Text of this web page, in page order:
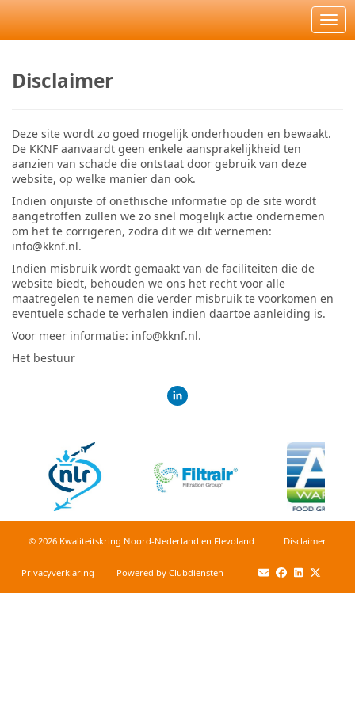
Disclaimer
Deze site wordt zo goed mogelijk onderhouden en bewaakt.
De KKNF aanvaardt geen enkele aansprakelijkheid ten
aanzien van schade die ontstaat door gebruik van deze
website, op welke manier dan ook.
Indien onjuiste of onethische informatie op de site wordt
aangetroffen zullen we zo snel mogelijk actie ondernemen
om het te corrigeren, zodra dit we dit vernemen:
info@kknf.nl.
Indien misbruik wordt gemaakt van de faciliteiten die de
website biedt, behouden we ons het recht voor alle
maatregelen te nemen die verder misbruik te voorkomen en
eventuele schade te verhalen indien daartoe aanleiding is.
Voor meer informatie: info@kknf.nl.
Het bestuur
© 2026 Kwaliteitskring Noord-Nederland en Flevoland Dis­clai­mer
Privacy­verkla­ring Power­ed by Clubdiensten